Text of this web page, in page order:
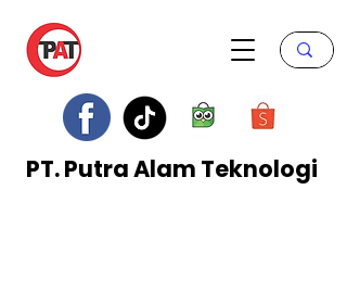
PT. Putra Alam Teknologi